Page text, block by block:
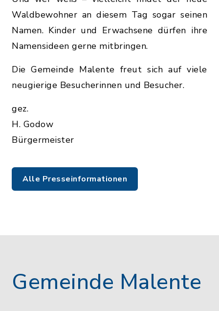
Waldbewohner an diesem Tag sogar seinen
Namen. Kinder und Erwachsene dürfen ihre
Namensideen gerne mitbringen.
Die Gemeinde Malente freut sich auf viele
neugierige Besucherinnen und Besucher.
gez.
H. Godow
Bürgermeister
Alle Presseinformationen
Gemeinde Malente